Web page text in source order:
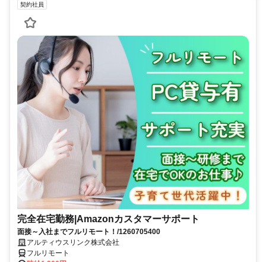
契約社員
完全在宅勤務|Amazonカスタマーサポート
面接～入社までフルリモート！/1260705400
アルティウスリンク株式会社
フルリモート